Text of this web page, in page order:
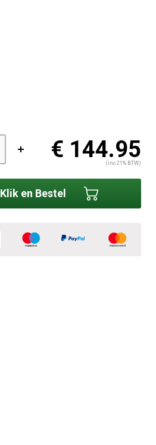
€ 144.95
(inc 21% BTW)
Klik en Bestel